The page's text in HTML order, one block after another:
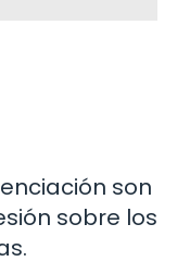
son
sobre los